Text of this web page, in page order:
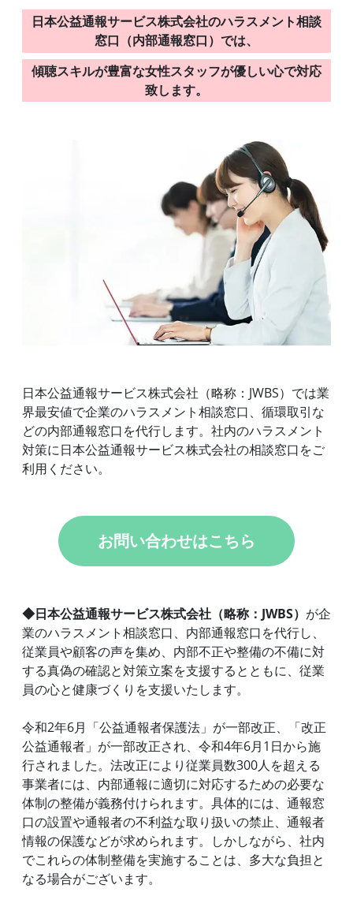
日本公益通報サービス株式会社のハラスメント相談
窓口（内部通報窓口）では、
傾聴スキルが豊富な女性スタッフが優しい心で対応
致します。
日本公益通報サービス株式会社（略称：JWBS）では業
界最安値で企業のハラスメント相談窓口、循環取引な
どの内部通報窓口を代行します。社内のハラスメント
対策に日本公益通報サービス株式会社の相談窓口をご
利用ください。
お問い合わせはこちら
◆日本公益通報サービス株式会社（略称：JWBS） が企
業のハラスメント相談窓口、内部通報窓口を代行し、
従業員や顧客の声を集め、内部不正や整備の不備に対
する真偽の確認と対策立案を支援するとともに、従業
員の心と健康づくりを支援いたします。
令和2年6月「公益通報者保護法」が一部改正、「改正
公益通報者」が一部改正され、令和4年6月1日から施
行されました。法改正により従業員数300人を超える
事業者には、内部通報に適切に対応するための必要な
体制の整備が義務付けられます。具体的には、通報窓
口の設置や通報者の不利益な取り扱いの禁止、通報者
情報の保護などが求められます。しかしながら、社内
でこれらの体制整備を実施することは、多大な負担と
なる場合がございます。